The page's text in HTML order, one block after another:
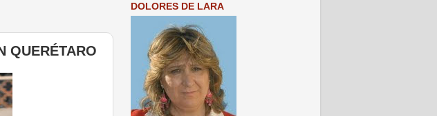
QUERÉTARO
DOLORES DE LARA